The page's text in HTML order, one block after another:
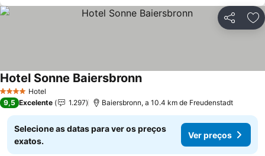
Partilhar
4 EstrelasHotel
Hotel Sonne Baiersbronn
9,5 Excelente 1.297 Baiersbronn, a 10.4 km de Freudenstadt
Selecione as datas para ver os preços
exatos.
Ver preços